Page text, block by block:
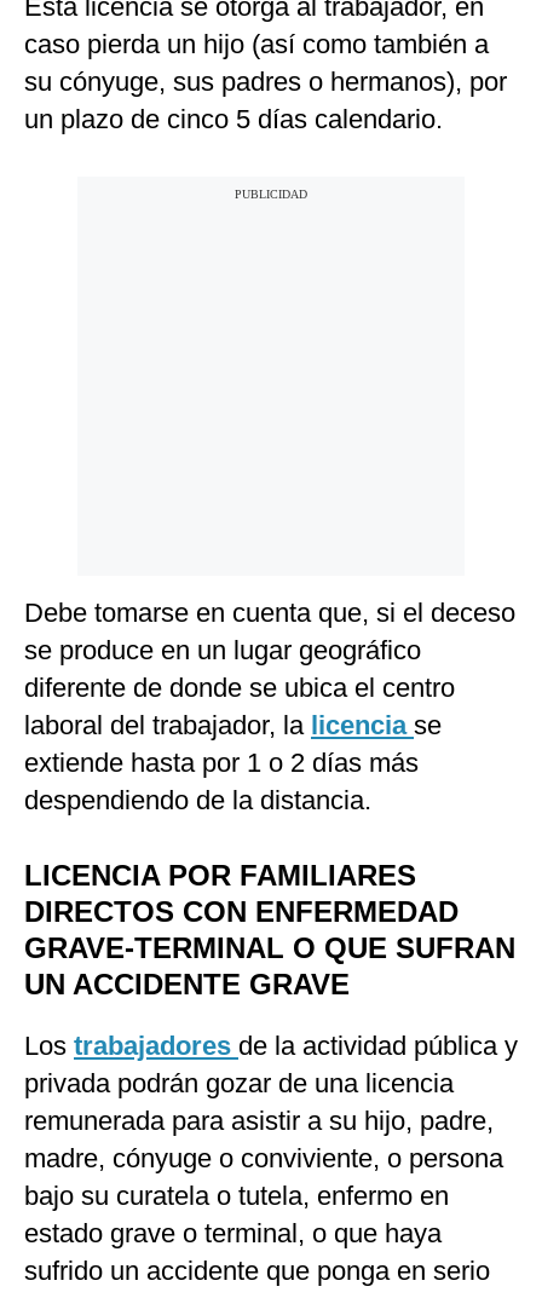
Esta licencia se otorga al trabajador, en
caso pierda un hijo (así como también a
su cónyuge, sus padres o hermanos), por
un plazo de cinco 5 días calendario.
Debe tomarse en cuenta que, si el deceso
se produce en un lugar geográfico
diferente de donde se ubica el centro
laboral del trabajador, la licencia se
extiende hasta por 1 o 2 días más
despendiendo de la distancia.
LICENCIA POR FAMILIARES
DIRECTOS CON ENFERMEDAD
GRAVE-TERMINAL O QUE SUFRAN
UN ACCIDENTE GRAVE
Los trabajadores de la actividad pública y
privada podrán gozar de una licencia
remunerada para asistir a su hijo, padre,
madre, cónyuge o conviviente, o persona
bajo su curatela o tutela, enfermo en
estado grave o terminal, o que haya
sufrido un accidente que ponga en serio